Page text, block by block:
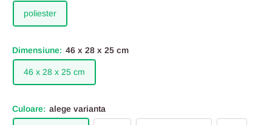
poliester
Dimensiune: 46 x 28 x 25 cm
46 x 28 x 25 cm
Culoare: alege varianta